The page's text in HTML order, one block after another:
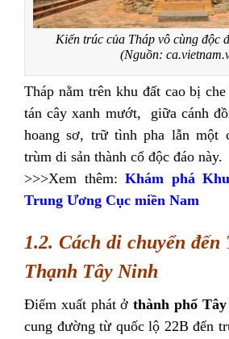
Kiến trúc của Tháp vô cùng độc
(Nguồn:
Tháp nằm trên khu đất cao bị
tán cây xanh mướt, giữa cánh
hoang sơ, trữ tình pha lẫn một
trùm di sản thành cổ độc đáo này.
>>>Xem thêm: Khám phá
Trung Ương Cục miền Nam
1.2. Cách di chuyển
Thạnh Tây Ninh
Điểm xuất phát ởthành phố
cung đường từ quốc lộ 22B đến